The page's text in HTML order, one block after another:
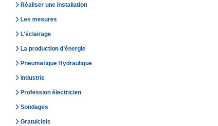
Réaliser une installation
Les mesures
L'éclairage
La production d’énergie
Pneumatique Hydraulique
Industrie
Profession électricien
Sondages
Gratuiciels